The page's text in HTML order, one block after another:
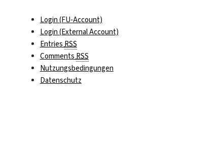
Login (FU-Account)
Login (External Account)
EntriesRSS
CommentsRSS
Nutzungsbedingungen
Datenschutz